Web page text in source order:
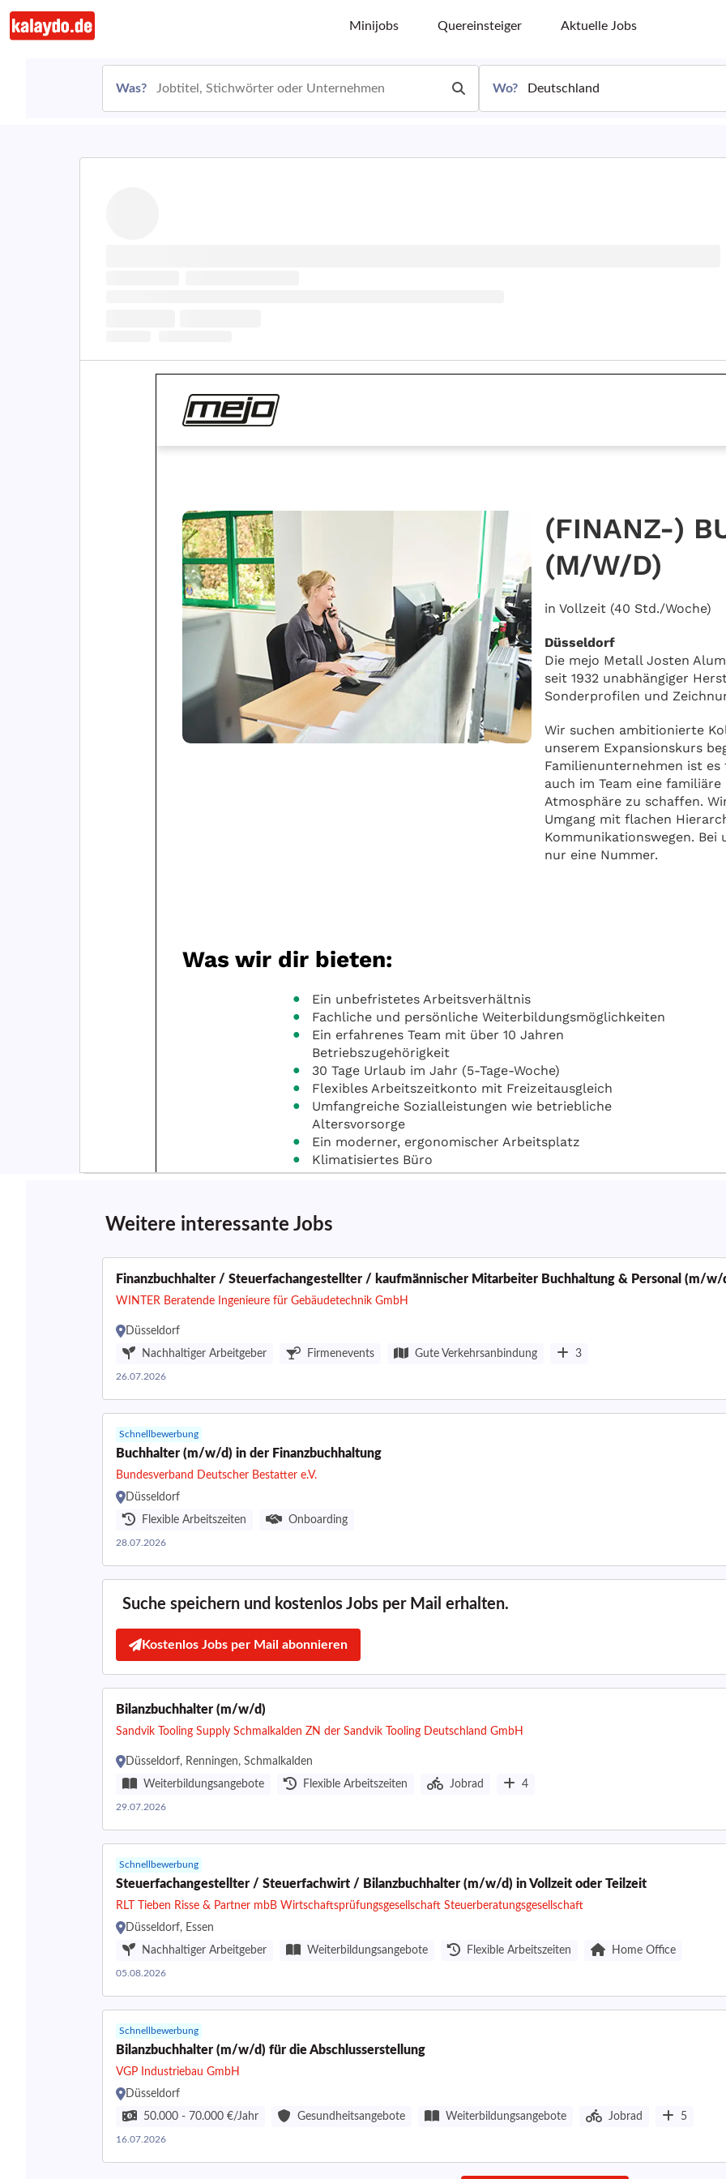
Minijobs Quereinsteiger Aktuelle Jobs
Was? Wo?
Weitere interessante Jobs
Finanzbuchhalter / Steuerfachangestellter / kaufmännischer Mitarbeiter Buchhaltung & Personal (m/w/
WINTER Beratende Ingenieure für Gebäudetechnik GmbH
Düsseldorf
Nachhaltiger Arbeitgeber
Firmenevents Gute Verkehrsanbindung 3
26.07.2026
Schnellbewerbung
Buchhalter (m/w/d) in der Finanzbuchhaltung
Bundesverband Deutscher Bestatter e.V.
Düsseldorf
Flexible Arbeitszeiten
Onboarding
28.07.2026
Suche speichern und kostenlos Jobs per Mail erhalten.
Kostenlos Jobs per Mail abonnieren
Bilanzbuchhalter (m/w/d)
Sandvik Tooling Supply Schmalkalden ZN der Sandvik Tooling Deutschland GmbH
Düsseldorf, Renningen, Schmalkalden
Weiterbildungsangebote
Flexible Arbeitszeiten Jobrad 4
29.07.2026
Schnellbewerbung
Steuerfachangestellter / Steuerfachwirt / Bilanzbuchhalter (m/w/d) in Vollzeit oder Teilzeit
RLT Tieben Risse & Partner mbB Wirtschaftsprüfungsgesellschaft Steuerberatungsgesellschaft
Düsseldorf, Essen
Nachhaltiger Arbeitgeber
Weiterbildungsangebote Flexible Arbeitszeiten Home Office
05.08.2026
Schnellbewerbung
Bilanzbuchhalter (m/w/d) für die Abschlusserstellung
VGP Industriebau GmbH
Düsseldorf
50.000 - 70.000 €/Jahr
Gesundheitsangebote Weiterbildungsangebote Jobrad 5
16.07.2026